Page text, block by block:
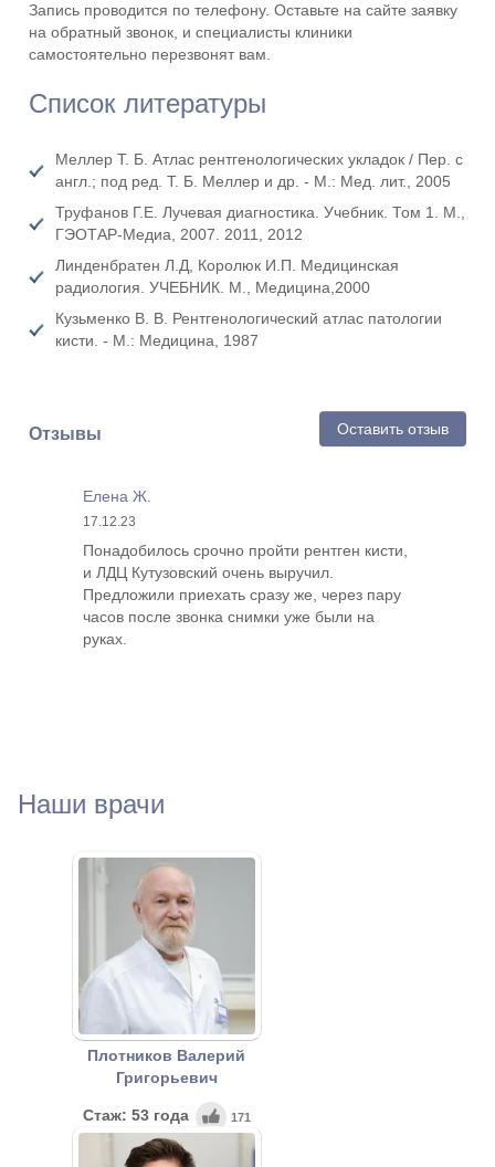
Запись проводится по телефону. Оставьте на сайте заявку
на обратный звонок, и специалисты клиники
самостоятельно перезвонят вам.
Список литературы
Меллер Т. Б. Атлас рентгенологических укладок / Пер. с
англ.; под ред. Т. Б. Меллер и др. - М.: Мед. лит., 2005
Труфанов Г.Е. Лучевая диагностика. Учебник. Том 1. М.,
ГЭОТАР-Медиа, 2007. 2011, 2012
Линденбратен Л.Д, Королюк И.П. Медицинская
радиология. УЧЕБНИК. М., Медицина,2000
Кузьменко В. В. Рентгенологический атлас патологии
кисти. - М.: Медицина, 1987
Оставить отзыв
Отзывы
Елена Ж.
17.12.23
Понадобилось срочно пройти рентген кисти,
и ЛДЦ Кутузовский очень выручил.
Предложили приехать сразу же, через пару
часов после звонка снимки уже были на
руках.
Наши врачи
Плотников Валерий
Григорьевич
171
Стаж: 53 года
Врач-рентгенолог, к.м.н.